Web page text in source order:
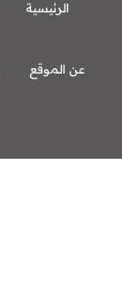
الرئيسية
عن الموقع